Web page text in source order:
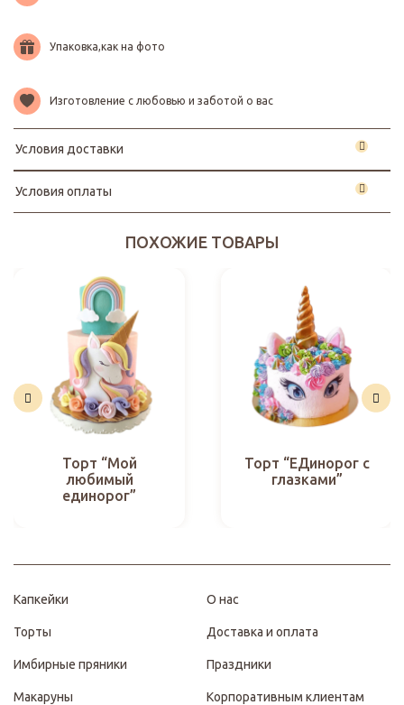
Упаковка,как на фото
Изготовление с любовью и заботой о вас
Условия доставки
Условия оплаты
ПОХОЖИЕ ТОВАРЫ
Торт “Мой
любимый
единорог”
Торт “ЕДинорог с
глазками”
Капкейки
Торты
Имбирные пряники
Макаруны
О нас
Доставка и оплата
Праздники
Корпоративным клиентам